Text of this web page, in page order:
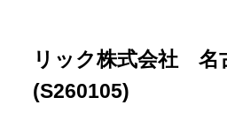
リック株式会社 名
(S260105)